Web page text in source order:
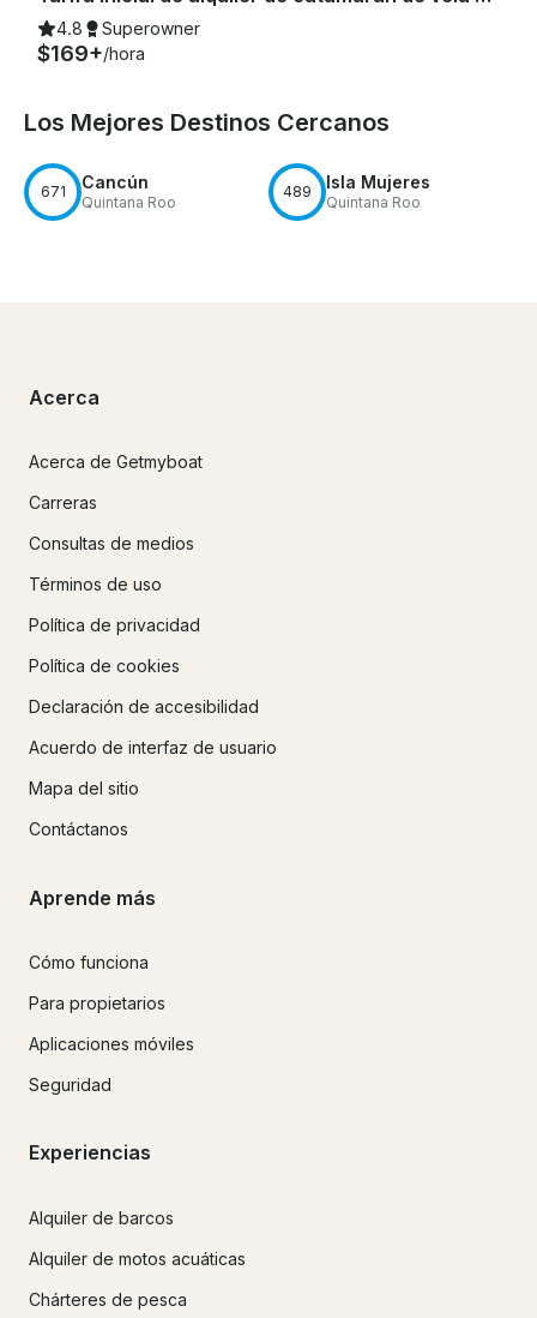
4.8 Superowner
$169+/hora
Los Mejores Destinos Cercanos
671 Cancún
Quintana Roo
489 Isla Mujeres
Quintana Roo
Acerca
Acerca de Getmyboat
Carreras
Consultas de medios
Términos de uso
Política de privacidad
Política de cookies
Declaración de accesibilidad
Acuerdo de interfaz de usuario
Mapa del sitio
Contáctanos
Aprende más
Cómo funciona
Para propietarios
Aplicaciones móviles
Seguridad
Experiencias
Alquiler de barcos
Alquiler de motos acuáticas
Chárteres de pesca